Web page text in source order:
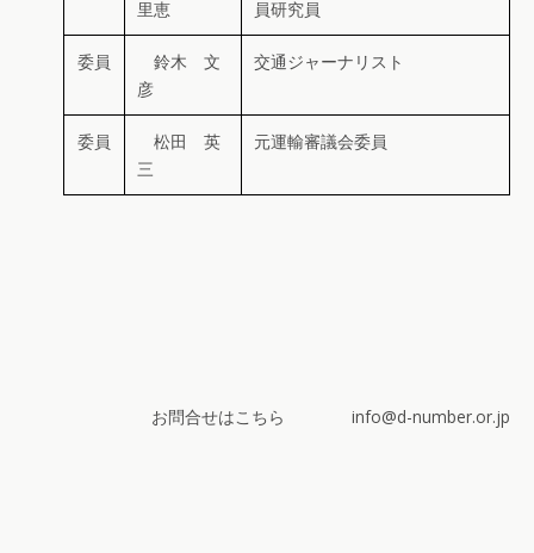
里恵
員研究員
委員
鈴木 文
彦
交通ジャーナリスト
委員
松田 英
三
元運輸審議会委員
お問合せはこちら info@d-number.or.jp